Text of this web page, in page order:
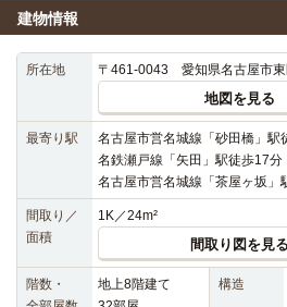
建物情報
所在地 〒461-0043 愛知県名古屋市東
地図を見る
最寄り駅
名古屋市営名城線「砂田橋」駅
名鉄瀬戸線「矢田」駅徒歩17分
名古屋市営名城線「茶屋ヶ坂」
間取り／
面積
1K／24m²
間取り図を見る
階数・
地上8階建て
構造